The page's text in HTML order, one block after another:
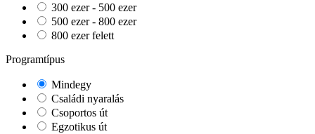
300 ezer - 500 ezer
500 ezer - 800 ezer
800 ezer felett
Programtípus
Mindegy
Családi nyaralás
Csoportos út
Egzotikus út